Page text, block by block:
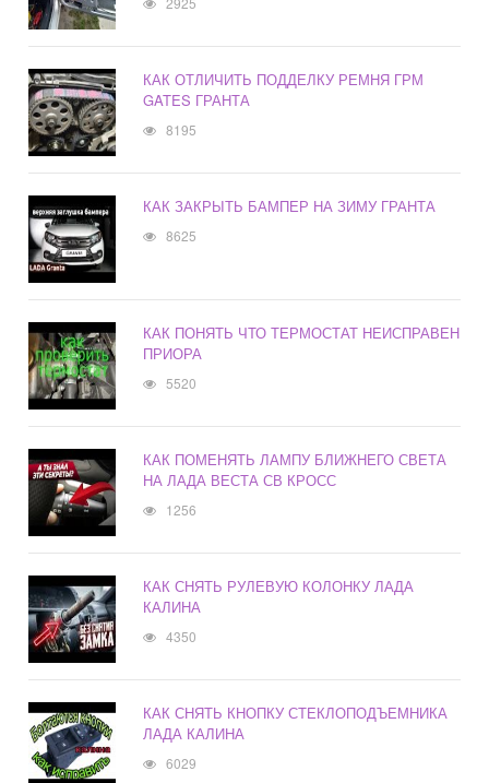
КАК ОТЛИЧИТЬ ПОДДЕЛКУ РЕМНЯ ГРМ
GATES ГРАНТА
8195
КАК ЗАКРЫТЬ БАМПЕР НА ЗИМУ ГРАНТА
8625
КАК ПОНЯТЬ ЧТО ТЕРМОСТАТ НЕИСПРАВЕН
ПРИОРА
5520
КАК ПОМЕНЯТЬ ЛАМПУ БЛИЖНЕГО СВЕТА
НА ЛАДА ВЕСТА СВ КРОСС
1256
КАК СНЯТЬ РУЛЕВУЮ КОЛОНКУ ЛАДА
КАЛИНА
4350
КАК СНЯТЬ КНОПКУ СТЕКЛОПОДЪЕМНИКА
ЛАДА КАЛИНА
6029